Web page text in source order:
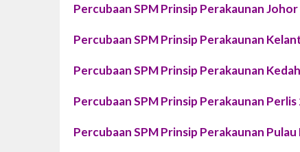
Percubaan SPM Prinsip Perakaunan
Percubaan SPM Prinsip Perakaunan
Percubaan SPM Prinsip Perakaunan
Percubaan SPM Prinsip Perakaunan Perlis
Percubaan SPM Prinsip Perakaunan